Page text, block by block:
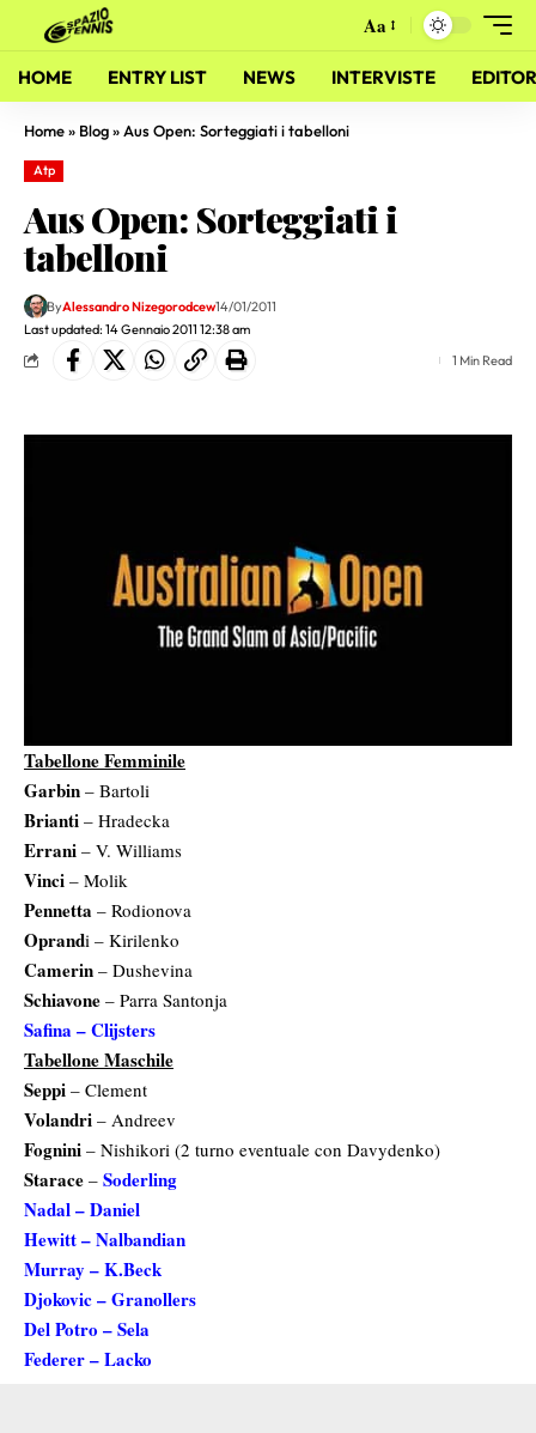
Aa
HOME ENTRY LIST NEWS INTERVISTE
Home» Blog» Aus Open: Sorteggiati i tabelloni
Atp
Aus Open: Sorteggiati i
tabelloni
Last updated: 14 Gennaio 2011 12:38 am
ByAlessandro Nizegorodcew14/01/2011
1 Min Read
Tabellone Femminile
Garbin – Bartoli
Brianti – Hradecka
Errani – V. Williams
Vinci – Molik
Pennetta – Rodionova
Oprandi – Kirilenko
Camerin – Dushevina
Schiavone – Parra Santonja
Safina – Clijsters
Tabellone Maschile
Seppi – Clement
Volandri – Andreev
Fognini – Nishikori (2 turno eventuale con Davydenko)
Starace – Soderling
Nadal – Daniel
Hewitt – Nalbandian
Murray – K.Beck
Djokovic – Granollers
Del Potro – Sela
Federer – Lacko